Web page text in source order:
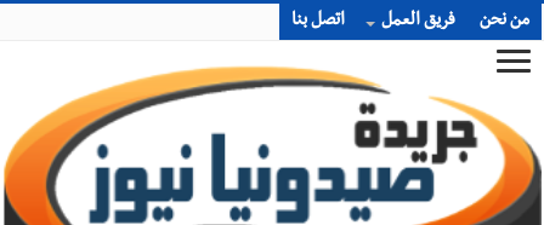
من نحن فريق العمل اتصل بنا